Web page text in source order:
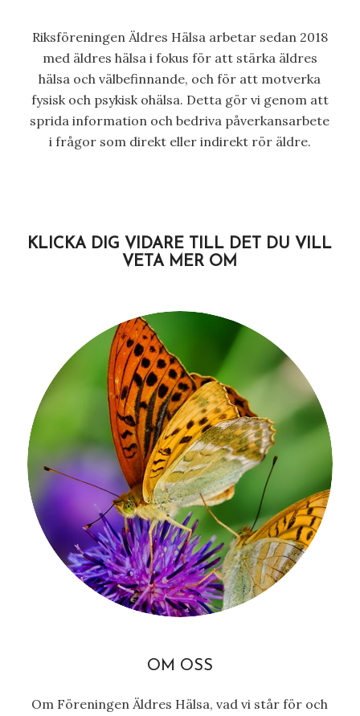
Riksföreningen Äldres Hälsa arbetar sedan 2018
med äldres hälsa i fokus för att stärka äldres
hälsa och välbefinnande, och för att motverka
fysisk och psykisk ohälsa. Detta gör vi genom att
sprida information och bedriva påverkansarbete
i frågor som direkt eller indirekt rör äldre.
KLICKA DIG VIDARE TILL DET DU VILL
VETA MER OM
OM OSS
Om Föreningen Äldres Hälsa, vad vi står för och